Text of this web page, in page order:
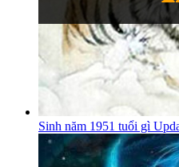
Sinh năm 1951 tuổi gì